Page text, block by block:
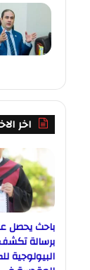
اخر
باحث يحصل
برسالة
البيولوجية